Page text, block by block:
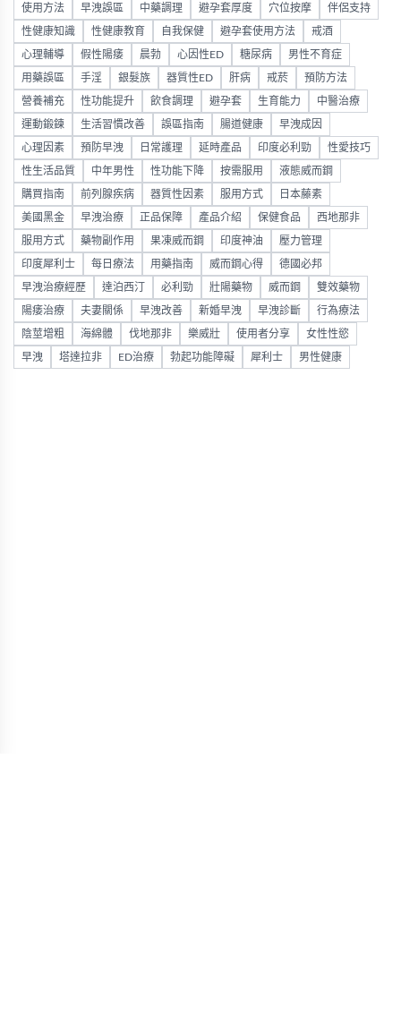
使用方法 早洩誤區 中藥調理 避孕套厚度 穴位按摩 伴侶支持
性健康知識 性健康教育 自我保健 避孕套使用方法 戒酒
心理輔導 假性陽痿 晨勃 心因性ED 糖尿病 男性不育症
用藥誤區 手淫 銀髮族 器質性ED 肝病 戒菸 預防方法
營養補充 性功能提升 飲食調理 避孕套 生育能力 中醫治療
運動鍛鍊 生活習慣改善 誤區指南 腸道健康 早洩成因
心理因素 預防早洩 日常護理 延時產品 印度必利勁 性愛技巧
性生活品質 中年男性 性功能下降 按需服用 液態威而鋼
購買指南 前列腺疾病 器質性因素 服用方式 日本藤素
美國黑金 早洩治療 正品保障 產品介紹 保健食品 西地那非
服用方式 藥物副作用 果凍威而鋼 印度神油 壓力管理
印度犀利士 每日療法 用藥指南 威而鋼心得 德國必邦
早洩治療經歷 達泊西汀 必利勁 壯陽藥物 威而鋼 雙效藥物
陽痿治療 夫妻關係 早洩改善 新婚早洩 早洩診斷 行為療法
陰莖增粗 海綿體 伐地那非 樂威壯 使用者分享 女性性慾
早洩 塔達拉非 ED治療 勃起功能障礙 犀利士 男性健康